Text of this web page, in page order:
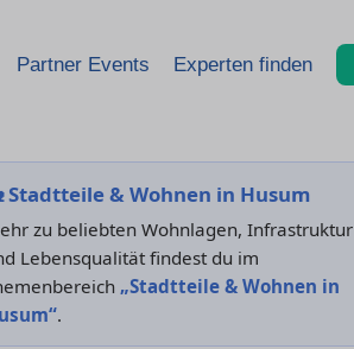
Partner Events Experten finden
Stadtteile & Wohnen in Husum
zu beliebten Wohnlagen, Infrastruktur
Lebensqualität findest du im
„Stadtteile & Wohnen in
.